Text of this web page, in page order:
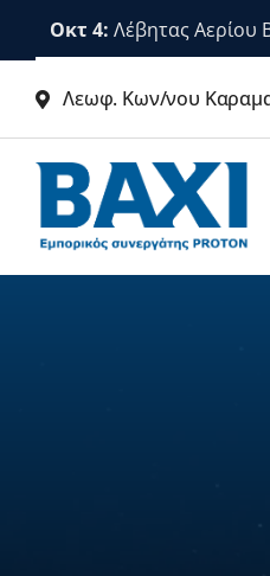
Μετάβαση
περιεχόμενο
Οκτ 4: Λέβητας Αερίου
Λεωφ. Κων/νου